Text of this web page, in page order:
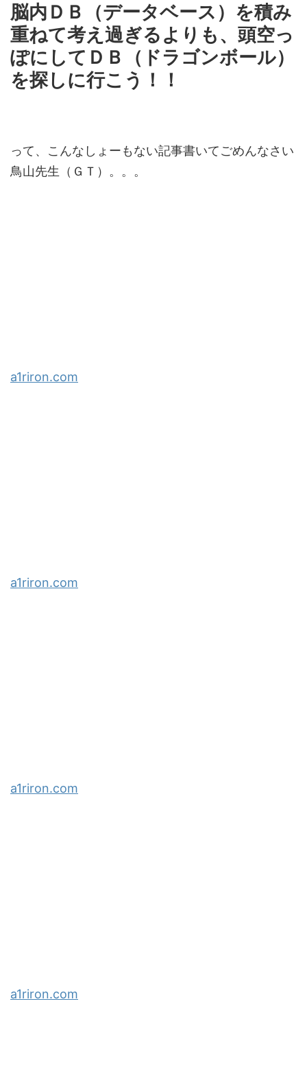
脳内ＤＢ（データベース）を積み
重ねて考え過ぎるよりも、頭空っ
ぽにしてＤＢ（ドラゴンボール）
を探しに行こう！！
って、こんなしょーもない記事書いてごめんなさい
鳥山先生（ＧＴ）。。。
a1riron.com
a1riron.com
a1riron.com
a1riron.com